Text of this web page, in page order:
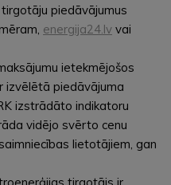
piedāvājumus
energija24.lv vai
ietekmējošos
izvēlētā piedāvājuma
izstrādāto indikatoru
vidējo svērto cenu
lietotājiem, gan